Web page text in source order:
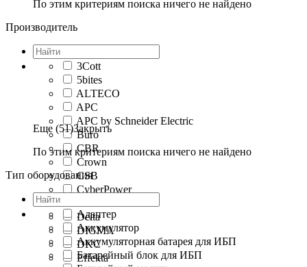
По этим критериям поиска ничего не найдено
Производитель
3Cott
5bites
ALTECO
APC
APC by Schneider Electric
Buro
CBR
Crown
CSB
CyberPower
Delta
DIGMA
DKC
Effekta
Еще (51)Закрыть
По этим критериям поиска ничего не найдено
Тип оборудования
Адаптер
Аккумулятор
Аккумуляторная батарея для ИБП
Батарейный блок для ИБП